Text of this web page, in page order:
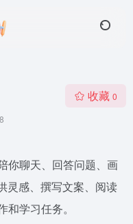
收藏 0
你聊天、回答问题、画
灵感、撰写文案、阅读
学习任务。